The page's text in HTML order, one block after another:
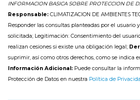
INFORMACION BASICA SOBRE PROTECCION DE
Responsable: CLIMATIZACION DE AMBIENTES
Responder las consultas planteadas por el usuario
solicitada; Legitimación: Consentimiento del
realizan cesiones si existe una obligación legal;
suprimir, así como otros derechos, como se indica
Información Adicional: Puede consultar la
Protección de Datos en nuestra Política de